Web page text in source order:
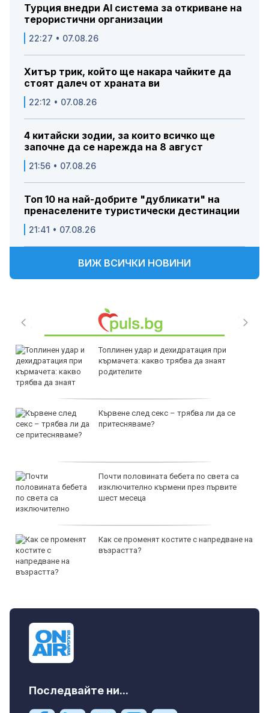
Турция внедри AI система за откриване на
терористични организации
22:27 • 07.08.26
Хитър трик, който ще накара чайките да
стоят далеч от храната ви
22:12 • 07.08.26
4 китайски зодии, за които всичко ще
започне да се нарежда на 8 август
21:56 • 07.08.26
Топ 10 на най-добрите "дубликати" на
пренаселените туристически дестинации
21:41 • 07.08.26
ВИЖ ВСИЧКИ НОВИНИ
Топлинен удар и дехидратация при
кърмачета: какво трябва да знаят
родителите
Кървене след секс – трябва ли да се
притесняваме?
Почти половината бебета по света са
изключително кърмени през първите
шест месеца
Как се променят костите с напредване на
възрастта?
Последвайте ни...